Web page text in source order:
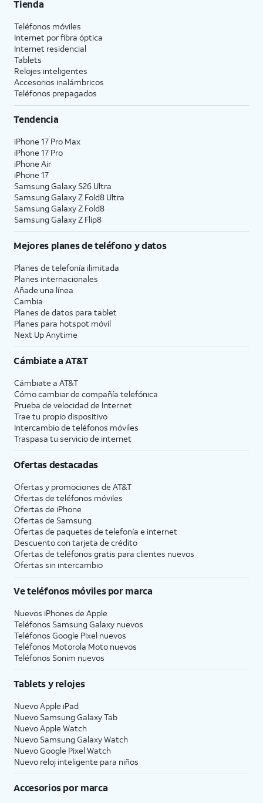
Tienda
Teléfonos móviles
Internet por fibra óptica
Internet residencial
Tablets
Relojes inteligentes
Accesorios inalámbricos
Teléfonos prepagados
Tendencia
iPhone 17 Pro Max
iPhone 17 Pro
iPhone Air
iPhone 17
Samsung Galaxy S26 Ultra
Samsung Galaxy Z Fold8 Ultra
Samsung Galaxy Z Fold8
Samsung Galaxy Z Flip8
Mejores planes de teléfono y datos
Planes de telefonía ilimitada
Planes internacionales
Añade una línea
Cambia
Planes de datos para tablet
Planes para hotspot móvil
Next Up Anytime
Cámbiate aAT&T
Cámbiate a AT&T
Cómo cambiar de compañía telefónica
Prueba de velocidad de Internet
Trae tu propio dispositivo
Intercambio de teléfonos móviles
Traspasa tu servicio de internet
Ofertas destacadas
Ofertas y promociones de AT&T
Ofertas de teléfonos móviles
Ofertas de iPhone
Ofertas de Samsung
Ofertas de paquetes de telefonía e internet
Descuento con tarjeta de crédito
Ofertas de teléfonos gratis para clientes nuevos
Ofertas sin intercambio
Ve teléfonos móviles por marca
Nuevos iPhones de Apple
Teléfonos Samsung Galaxy nuevos
Teléfonos Google Pixel nuevos
Teléfonos Motorola Moto nuevos
Teléfonos Sonim nuevos
Tablets y relojes
Nuevo Apple iPad
Nuevo Samsung Galaxy Tab
Nuevo Apple Watch
Nuevo Samsung Galaxy Watch
Nuevo Google Pixel Watch
Nuevo reloj inteligente para niños
Accesorios por marca